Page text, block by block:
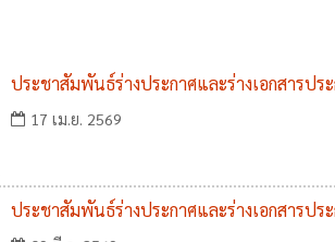
ประชาสัมพันธ์ร่างประกาศและร่างเอกสารปร
17 เม.ย. 2569
ประชาสัมพันธ์ร่างประกาศและร่างเอกสารปร